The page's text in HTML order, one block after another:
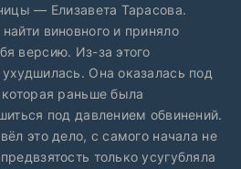
— Елизавета Тарасова.
виновного и приняло
версию. Из-за этого
Она оказалась под
раньше была
под давлением обвинений.
это дело, с самого начала не
только усугубляла